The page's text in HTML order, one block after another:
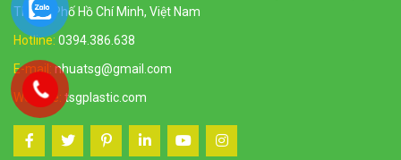
Thành Phố Hồ Chí Minh, Việt Nam
Hotline: 0394.386.638
E-mail: nhuatsg@gmail.com
Website: tsgplastic.com